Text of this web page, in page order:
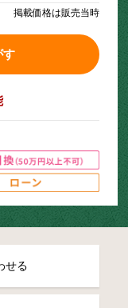
掲載価格は販売当時
す
せる